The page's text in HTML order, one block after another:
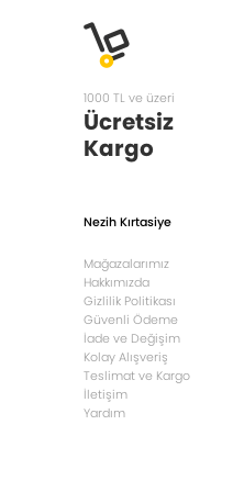
1000 TL ve üzeri
Ücretsiz
Kargo
Nezih Kırtasiye
Mağazalarımız
Hakkımızda
Gizlilik Politikası
Güvenli Ödeme
İade ve Değişim
Kolay Alışveriş
Teslimat ve Kargo
İletişim
Yardım